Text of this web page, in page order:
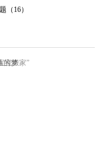
（16）